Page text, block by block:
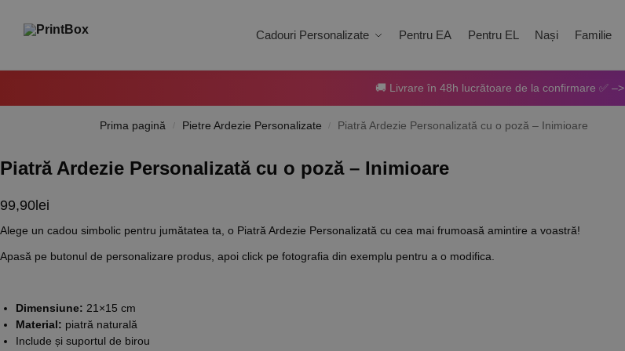
Cadouri Personalizate Pentru EA Pentru EL Nași Familie
Search
🚚 Livrare în 48h lucrătoare de la confirmare ✅ –>
Prima pagină / Pietre Ardezie Personalizate / Piatră Ardezie Personalizată cu o poză – Inimioare
Piatră Ardezie Personalizată cu o poză – Inimioare
99,90 lei
Alege un cadou simbolic pentru jumătatea ta, o Piatră Ardezie Personalizată cu cea mai frumoasă amintire a voastră!
Apasă pe butonul de personalizare produs, apoi click pe fotografia din exemplu pentru a o modifica.
Dimensiune: 21×15 cm
Material: piatră naturală
Include și suportul de birou